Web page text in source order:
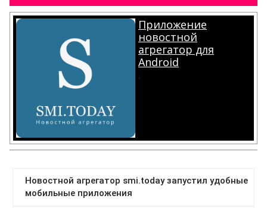
Приложение
новостной
агрегатор для
Android
.